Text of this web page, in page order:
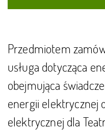
Przedmiotem
usługa dotycząca
obejmująca
energii elektrycznej
elektrycznej dla